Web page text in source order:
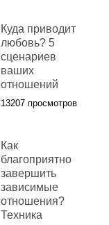
Куда приводит
любовь? 5
сценариев
ваших
отношений
13207 просмотров
Как
благоприятно
завершить
зависимые
отношения?
Техника